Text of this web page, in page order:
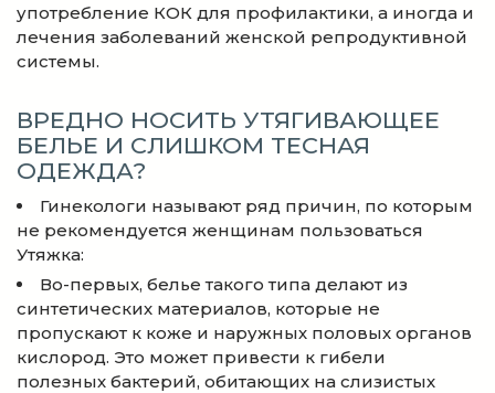
употребление КОК для профилактики, а иногда и
лечения заболеваний женской репродуктивной
системы.
ВРЕДНО НОСИТЬ УТЯГИВАЮЩЕЕ
БЕЛЬЕ И СЛИШКОМ ТЕСНАЯ
ОДЕЖДА?
Гинекологи называют ряд причин, по которым
не рекомендуется женщинам пользоваться
Утяжка:
Во-первых, белье такого типа делают из
синтетических материалов, которые не
пропускают к коже и наружных половых органов
кислород. Это может привести к гибели
полезных бактерий, обитающих на слизистых